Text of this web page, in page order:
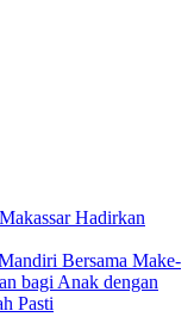
Hadirkan
Bersama Make-
bagi Anak dengan
Pasti